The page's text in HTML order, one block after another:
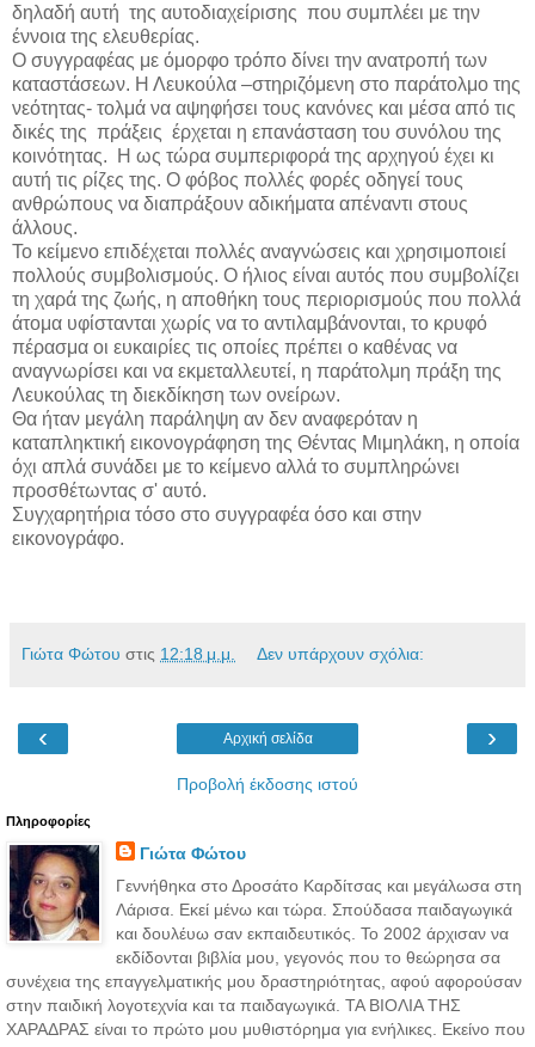
δηλαδή αυτή της αυτοδιαχείρισης που συμπλέει με την
έννοια της ελευθερίας.
Ο συγγραφέας με όμορφο τρόπο δίνει την ανατροπή των
καταστάσεων. Η Λευκούλα –στηριζόμενη στο παράτολμο της
νεότητας- τολμά να αψηφήσει τους κανόνες και μέσα από τις
δικές της πράξεις έρχεται η επανάσταση του συνόλου της
κοινότητας.
Η ως τώρα συμπεριφορά της αρχηγού έχει κι
αυτή τις ρίζες της. Ο φόβος πολλές φορές οδηγεί τους
ανθρώπους να διαπράξουν αδικήματα απέναντι στους
άλλους.
Το κείμενο επιδέχεται πολλές αναγνώσεις και χρησιμοποιεί
πολλούς συμβολισμούς. Ο ήλιος είναι αυτός που συμβολίζει
τη χαρά της ζωής, η αποθήκη τους περιορισμούς που πολλά
άτομα υφίστανται χωρίς να το αντιλαμβάνονται, το κρυφό
πέρασμα οι ευκαιρίες τις οποίες πρέπει ο καθένας να
αναγνωρίσει και να εκμεταλλευτεί, η παράτολμη πράξη της
Λευκούλας τη διεκδίκηση των ονείρων.
Θα ήταν μεγάλη παράληψη αν δεν αναφερόταν η
καταπληκτική εικονογράφηση της Θέντας Μιμηλάκη, η οποία
όχι απλά συνάδει με το κείμενο αλλά το συμπληρώνει
προσθέτωντας σ' αυτό.
Συγχαρητήρια τόσο στο συγγραφέα όσο και στην
εικονογράφο.
Γιώτα Φώτου στις 12:18 μ.μ. Δεν υπάρχουν σχόλια:
‹ ›
Αρχική σελίδα
Προβολή έκδοσης ιστού
Πληροφορίες
Γιώτα Φώτου
Γεννήθηκα στο Δροσάτο Καρδίτσας και μεγάλωσα στη
Λάρισα. Εκεί μένω και τώρα. Σπούδασα παιδαγωγικά
και δουλέυω σαν εκπαιδευτικός. Το 2002 άρχισαν να
εκδίδονται βιβλία μου, γεγονός που το θεώρησα σα
συνέχεια της επαγγελματικής μου δραστηριότητας, αφού αφορούσαν
στην παιδική λογοτεχνία και τα παιδαγωγικά. ΤΑ ΒΙΟΛΙΑ ΤΗΣ
ΧΑΡΑΔΡΑΣ είναι το πρώτο μου μυθιστόρημα για ενήλικες. Εκείνο που